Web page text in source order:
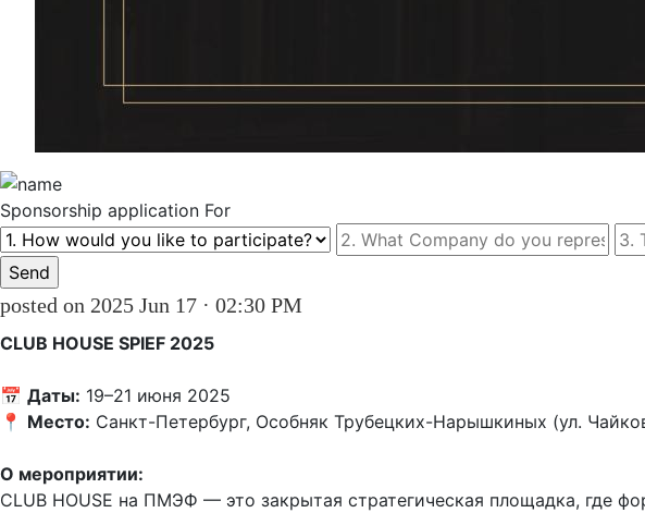
Sponsorship application For
posted on 2025 Jun 17 · 02:30 PM
CLUB HOUSE SPIEF 2025
📅 Даты: 19–21 июня 2025
📍 Место: Санкт-Петербург, Особняк Трубецких-Нарышкиных (ул.
О мероприятии:
CLUB HOUSE на ПМЭФ — это закрытая стратегическая площадка, где